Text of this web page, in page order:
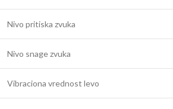
Nivo pritiska zvuka
Nivo snage zvuka
Vibraciona vrednost levo